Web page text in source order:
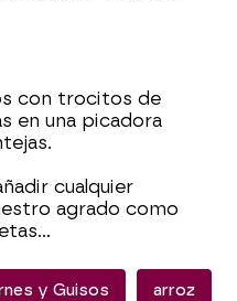
con trocitos de
en una picadora
cualquier
agrado como
y Guisos arroz